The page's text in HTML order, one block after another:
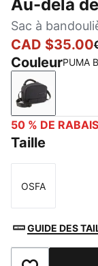
Au-delà
Sac à
CAD $35.00
CouleurPUMA
PUMA Black
50 % DE
Taille
Taille
OSFA
GUIDE DES